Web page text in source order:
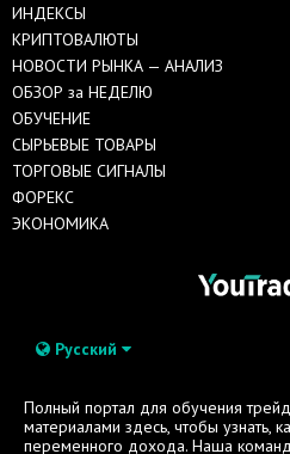
ИНДЕКСЫ
КРИПТОВАЛЮТЫ
НОВОСТИ РЫНКА — АНАЛИЗ
ОБЗОР за НЕДЕЛЮ
ОБУЧЕНИЕ
СЫРЬЕВЫЕ ТОВАРЫ
ТОРГОВЫЕ СИГНАЛЫ
ФОРЕКС
ЭКОНОМИКА
Русский
Полный портал для обучения
материалами здесь, чтобы узнать,
переменного дохода. Наша